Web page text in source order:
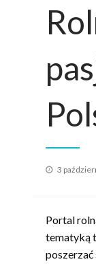
3
Portal
tematyką